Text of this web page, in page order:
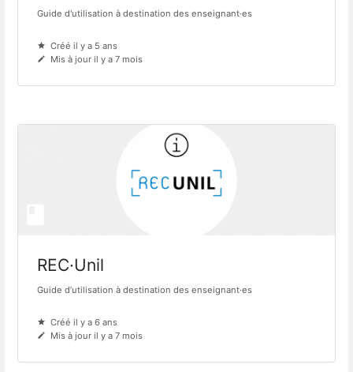
Guide d'utilisation à destination des enseignant·es
Créé il y a 5 ans
Mis à jour il y a 7 mois
REC·Unil
Guide d’utilisation à destination des enseignant·es
Créé il y a 6 ans
Mis à jour il y a 7 mois